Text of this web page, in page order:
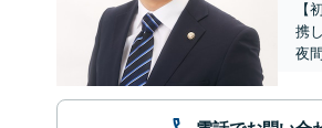
【
携
夜